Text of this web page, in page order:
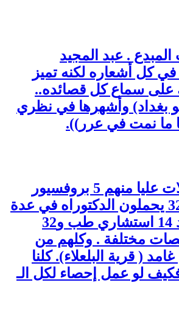
المبدع . عبد المجيد
في كل أشعاره لكنه تميز
على سماع كل قصائده..
بغداد) وأشهرها في نظري
ما نمت في عرر)).
83 حاملي مؤهلات عليا منهم 5 بروفسيور
منهم 3 أطباء و32 يحملون الدكتوراه في عدة
تخصصات وعدد 14 استشاري طب و32
مختلفة . وكلهم من
( قرية البلعلاء). كلنا
لو عمل إحصاء لكل الـ